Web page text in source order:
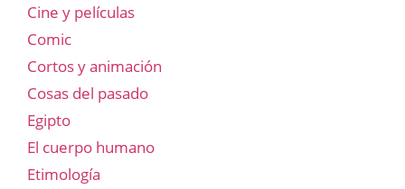
Cine y películas
Comic
Cortos y animación
Cosas del pasado
Egipto
El cuerpo humano
Etimología